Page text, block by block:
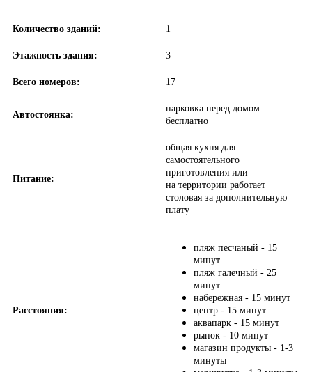
Количество зданий: 1
Этажность здания: 3
Всего номеров: 17
Автостоянка:
парковка перед домом
бесплатно
Питание:
общая кухня для
самостоятельного
приготовления или
на территории работает
столовая за дополнительную
плату
Расстояния:
пляж песчаный - 15
минут
пляж галечный - 25
минут
набережная - 15 минут
центр - 15 минут
аквапарк - 15 минут
рынок - 10 минут
магазин продукты - 1-3
минуты